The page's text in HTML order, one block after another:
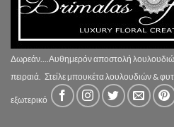
Δωρεάν....Αυθημερόν αποστολή
πειραιά. Στείλε μπουκέτα λουλουδιών &
εξωτερικό